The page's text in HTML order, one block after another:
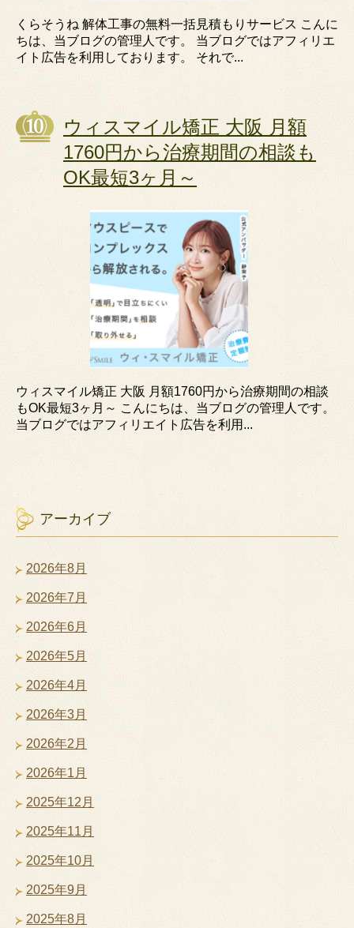
くらそうね 解体工事の無料一括見積もりサービス こんに
ちは、当ブログの管理人です。 当ブログではアフィリエ
イト広告を利用しております。 それで...
ウィスマイル矯正 大阪 月額
1760円から治療期間の相談も
OK最短3ヶ月～
ウィスマイル矯正 大阪 月額1760円から治療期間の相談
もOK最短3ヶ月～ こんにちは、当ブログの管理人です。
当ブログではアフィリエイト広告を利用...
アーカイブ
2026年8月
2026年7月
2026年6月
2026年5月
2026年4月
2026年3月
2026年2月
2026年1月
2025年12月
2025年11月
2025年10月
2025年9月
2025年8月